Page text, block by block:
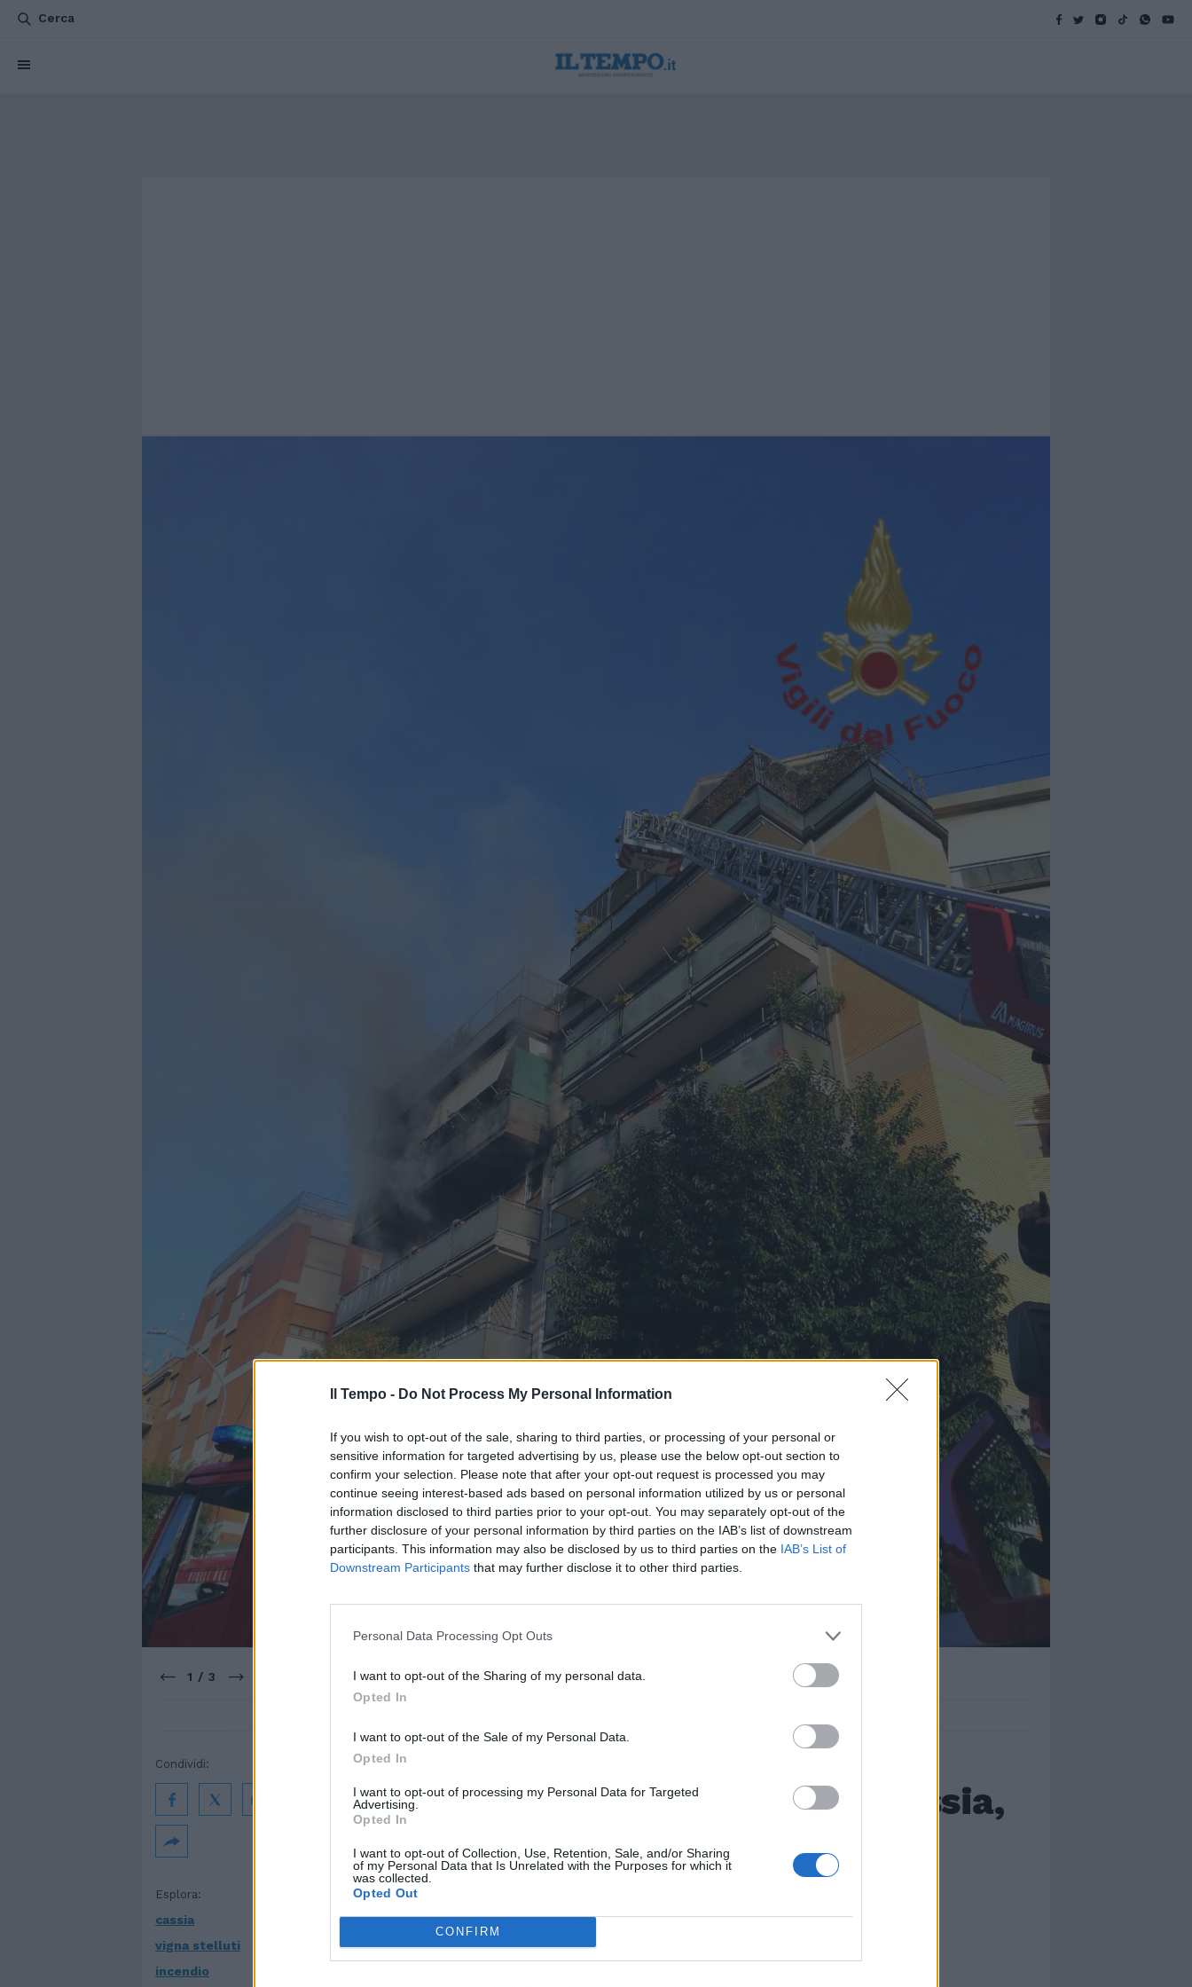
Il Tempo - Do Not Process My Personal Information
If you wish to opt-out of the sale, sharing to third parties, or processing of your personal or
sensitive information for targeted advertising by us, please use the below opt-out section to
confirm your selection. Please note that after your opt-out request is processed you may
continue seeing interest-based ads based on personal information utilized by us or personal
information disclosed to third parties prior to your opt-out. You may separately opt-out of the
further disclosure of your personal information by third parties on the IAB’s list of downstream
participants. This information may also be disclosed by us to third parties on the IAB’s List of
Downstream Participants that may further disclose it to other third parties.
Personal Data Processing Opt Outs
I want to opt-out of the Sharing of my personal data.
Opted In
I want to opt-out of the Sale of my Personal Data.
Opted In
I want to opt-out of processing my Personal Data for Targeted
Advertising.
Opted In
I want to opt-out of Collection, Use, Retention, Sale, and/or Sharing
of my Personal Data that Is Unrelated with the Purposes for which it
was collected.
Opted Out
CONFIRM
Cerca
1 / 3
HOME
Incendio in appartamento sulla Cassia,
due persone salvate dalle fiamme
Esplora:
cassia
vigna stelluti
incendio
Condividi:
Incendio in un appartamento di largo Vigna Stelluti,